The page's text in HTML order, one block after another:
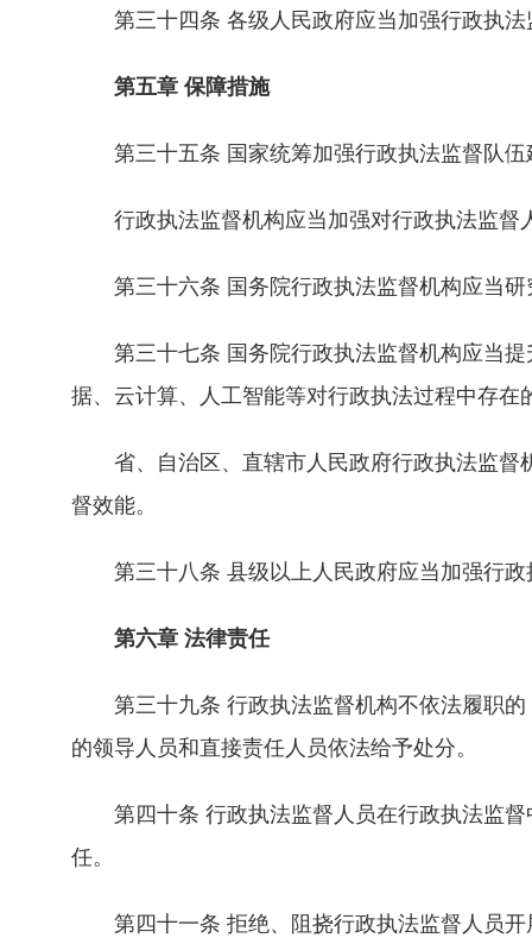
第三十四条 各级人民政府应当加强行政执法
第五章 保障措施
第三十五条 国家统筹加强行政执法监督队伍
行政执法监督机构应当加强对行政执法监督
第三十六条 国务院行政执法监督机构应当研
第三十七条 国务院行政执法监督机构应当提
据、云计算、人工智能等对行政执法过程中存
省、自治区、直辖市人民政府行政执法监督
督效能。
第三十八条 县级以上人民政府应当加强行政
第六章 法律责任
第三十九条 行政执法监督机构不依法履职的
的领导人员和直接责任人员依法给予处分。
第四十条 行政执法监督人员在行政执法监督
任。
第四十一条 拒绝、阻挠行政执法监督人员开